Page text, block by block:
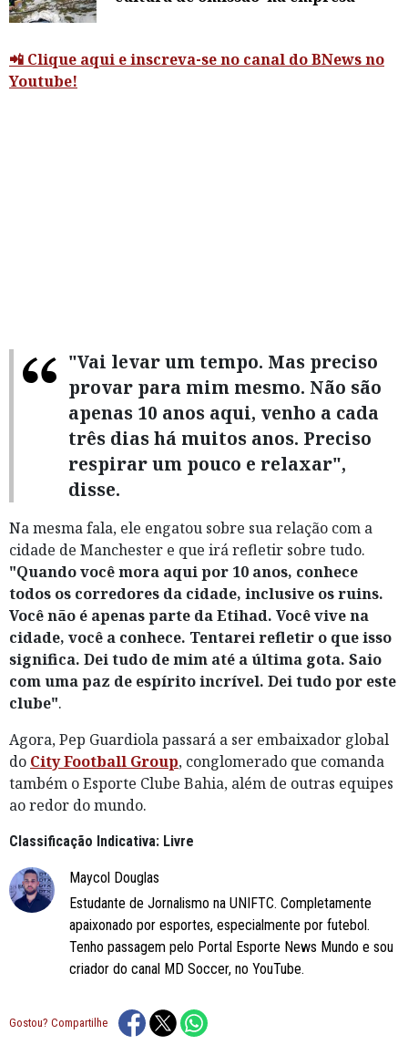
📲 Clique aqui e inscreva-se no canal do BNews no
Youtube!
"Vai levar um tempo. Mas preciso
provar para mim mesmo. Não são
apenas 10 anos aqui, venho a cada
três dias há muitos anos. Preciso
respirar um pouco e relaxar",
disse.
Na mesma fala, ele engatou sobre sua relação com a
cidade de Manchester e que irá refletir sobre tudo.
"Quando você mora aqui por 10 anos, conhece
todos os corredores da cidade, inclusive os ruins.
Você não é apenas parte da Etihad. Você vive na
cidade, você a conhece. Tentarei refletir o que isso
significa. Dei tudo de mim até a última gota. Saio
com uma paz de espírito incrível. Dei tudo por este
clube".
Agora, Pep Guardiola passará a ser embaixador global
do City Football Group, conglomerado que comanda
também o Esporte Clube Bahia, além de outras equipes
ao redor do mundo.
Classificação Indicativa: Livre
Maycol Douglas
Estudante de Jornalismo na UNIFTC. Completamente
apaixonado por esportes, especialmente por futebol.
Tenho passagem pelo Portal Esporte News Mundo e sou
criador do canal MD Soccer, no YouTube.
Gostou? Compartilhe